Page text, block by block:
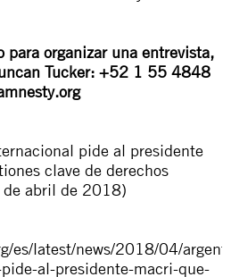
para organizar una entrevista,
Tucker: +52 1 55 4848
pide al presidente
clave de derechos
abril de 2018)
es/latest/news/2018/04/
al-presidente-macri-que-